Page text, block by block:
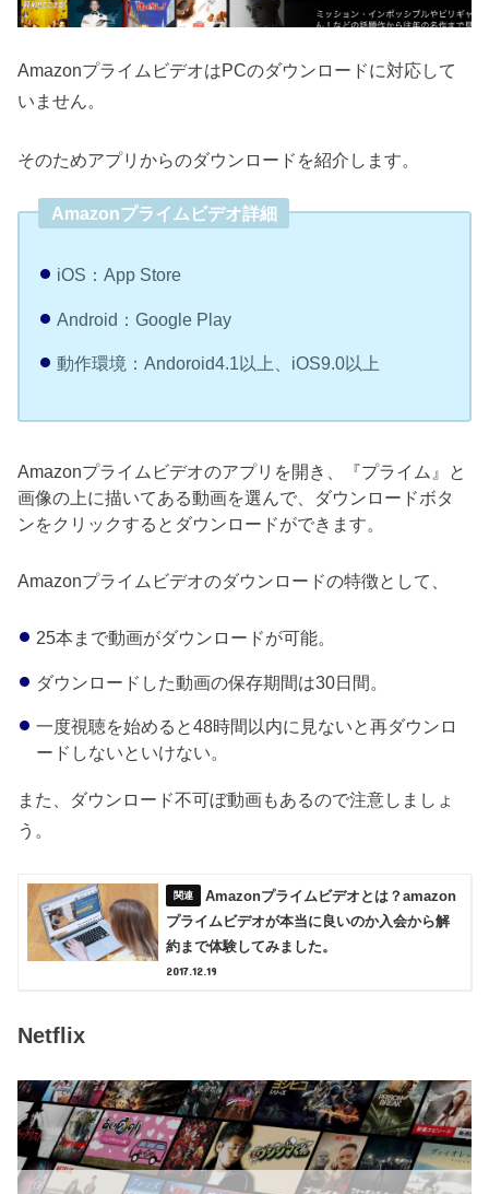
AmazonプライムビデオはPCのダウンロードに対応して
いません。
そのためアプリからのダウンロードを紹介します。
Amazonプライムビデオ詳細
iOS：App Store
Android：Google Play
動作環境：Andoroid4.1以上、iOS9.0以上
Amazonプライムビデオのアプリを開き、『プライム』と
画像の上に描いてある動画を選んで、ダウンロードボタ
ンをクリックするとダウンロードができます。
Amazonプライムビデオのダウンロードの特徴として、
25本まで動画がダウンロードが可能。
ダウンロードした動画の保存期間は30日間。
一度視聴を始めると48時間以内に見ないと再ダウンロ
ードしないといけない。
また、ダウンロード不可ぼ動画もあるので注意しましょ
う。
Amazonプライムビデオとは？amazon
プライムビデオが本当に良いのか入会から解
約まで体験してみました。
2017.12.19
Netflix